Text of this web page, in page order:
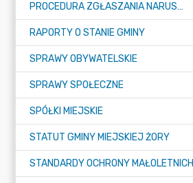
PROCEDURA ZGŁASZANIA NARUSZEŃ PRAWA
RAPORTY O STANIE GMINY
SPRAWY OBYWATELSKIE
SPRAWY SPOŁECZNE
SPÓŁKI MIEJSKIE
STATUT GMINY MIEJSKIEJ ŻORY
STANDARDY OCHRONY MAŁOLETNICH